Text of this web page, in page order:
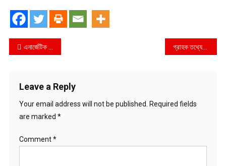
Post
এনার্জেটিক একাডেমি’র যাত্রা শুরু
Leave a Reply
Your email address will not be published.
Required fields
are marked *
Comment*